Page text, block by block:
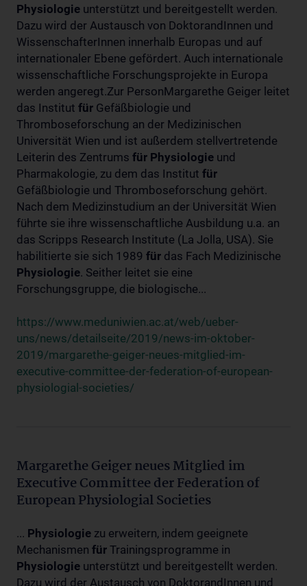
Physiologie unterstützt und bereitgestellt werden.
Dazu wird der Austausch von DoktorandInnen und
WissenschafterInnen innerhalb Europas und auf
internationaler Ebene gefördert. Auch internationale
wissenschaftliche Forschungsprojekte in Europa
werden angeregt.Zur PersonMargarethe Geiger leitet
das Institut für Gefäßbiologie und
Thromboseforschung an der Medizinischen
Universität Wien und ist außerdem stellvertretende
Leiterin des Zentrums für Physiologie und
Pharmakologie, zu dem das Institut für
Gefäßbiologie und Thromboseforschung gehört.
Nach dem Medizinstudium an der Universität Wien
führte sie ihre wissenschaftliche Ausbildung u.a. an
das Scripps Research Institute (La Jolla, USA). Sie
habilitierte sie sich 1989 für das Fach Medizinische
Physiologie. Seither leitet sie eine
Forschungsgruppe, die biologische...
https://www.meduniwien.ac.at/web/ueber-
uns/news/detailseite/2019/news-im-oktober-
2019/margarethe-geiger-neues-mitglied-im-
executive-committee-der-federation-of-european-
physiologial-societies/
Margarethe Geiger neues Mitglied im
Executive Committee der Federation of
European Physiologial Societies
... Physiologie zu erweitern, indem geeignete
Mechanismen für Trainingsprogramme in
Physiologie unterstützt und bereitgestellt werden.
Dazu wird der Austausch von DoktorandInnen und